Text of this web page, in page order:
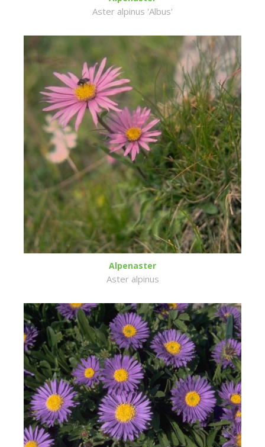
Aster alpinus 'Albus'
Alpenaster
Aster alpinus